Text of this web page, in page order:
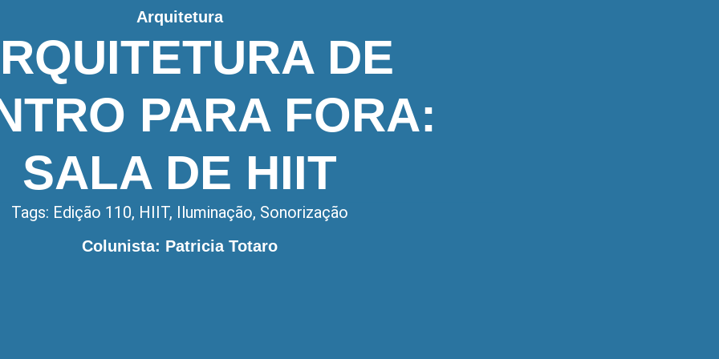
Arquitetura
DE
PARA FORA:
SALA DE HIIT
Tags: Edição 110, HIIT, Iluminação, Sonorização
Colunista: Patricia Totaro